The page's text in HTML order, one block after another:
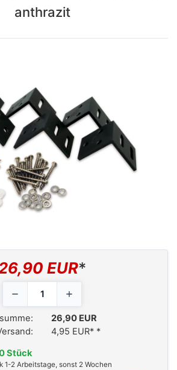
anthrazit
EUR*
26,90 EUR
4,95 EUR* *
Stück
1-2 Arbeitstage, sonst 2 Wochen